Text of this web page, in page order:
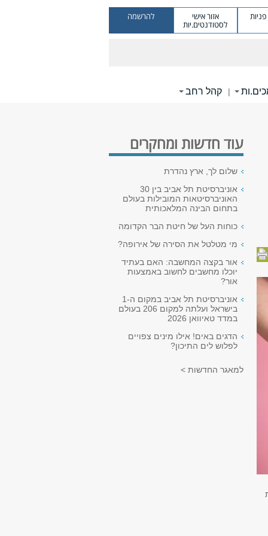
אזור אישי
לסטודנטים.יות
להרשמה
| קהל רחב
עוד חדשות ומחקרים
שלום לך, ארץ נהדרת
אוניברסיטת תל אביב בין 30
האוניברסיטאות המובילות בעולם
בתחום הבינה המלאכותית
כוחות העל של חיטת הבר הקדומה
מי מטלטל את הסירה של אירופה?
אור בקצה המחשבה: האם בעתיד
יוכלו מחשבים לחשוב באמצעות
אור?
אוניברסיטת תל אביב במקום ה-1
בישראל ועלתה למקום 206 בעולם
במדד טאיוואן 2026
הדגים באים! אילו מינים צפויים
לפלוש לים התיכון?
למאגר החדשות >